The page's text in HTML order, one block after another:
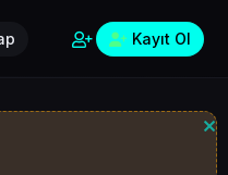
Kayıt Ol